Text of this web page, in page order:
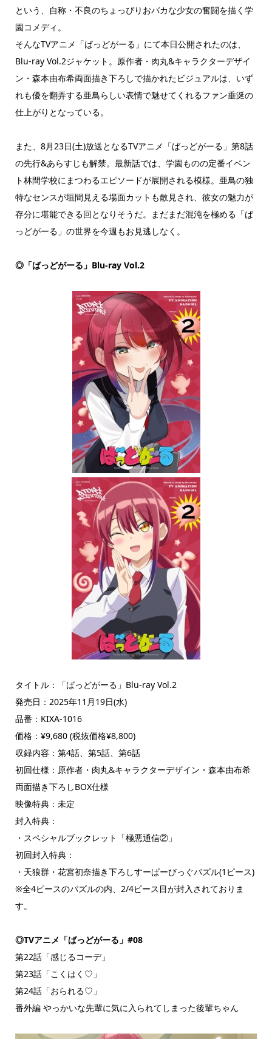
という、自称・不良のちょっぴりおバカな少女の奮闘を描く学
園コメディ。
そんなTVアニメ「ばっどがーる」にて本日公開されたのは、
Blu-ray Vol.2ジャケット。原作者・肉丸&キャラクターデザイ
ン・森本由布希両面描き下ろしで描かれたビジュアルは、いず
れも優を翻弄する亜鳥らしい表情で魅せてくれるファン垂涎の
仕上がりとなっている。
また、8月23日(土)放送となるTVアニメ「ばっどがーる」第8話
の先行&あらすじも解禁。最新話では、学園ものの定番イベン
ト林間学校にまつわるエピソードが展開される模様。亜鳥の独
特なセンスが垣間見える場面カットも散見され、彼女の魅力が
存分に堪能できる回となりそうだ。まだまだ混沌を極める「ば
っどがーる」の世界を今週もお見逃しなく。
◎「ばっどがーる」Blu-ray Vol.2
タイトル：「ばっどがーる」Blu-ray Vol.2
発売日：2025年11月19日(水)
品番：KIXA-1016
価格：¥9,680 (税抜価格¥8,800)
収録内容：第4話、第5話、第6話
初回仕様：原作者・肉丸&キャラクターデザイン・森本由布希
両面描き下ろしBOX仕様
映像特典：未定
封入特典：
・スペシャルブックレット「極悪通信②」
初回封入特典：
・天狼群・花宮初奈描き下ろしすーぱーびっぐパズル(1ピース)
※全4ピースのパズルの内、2/4ピース目が封入されておりま
す。
◎TVアニメ「ばっどがーる」#08
第22話「感じるコーデ」
第23話「こくはく♡」
第24話「おられる♡」
番外編 やっかいな先輩に気に入られてしまった後輩ちゃん